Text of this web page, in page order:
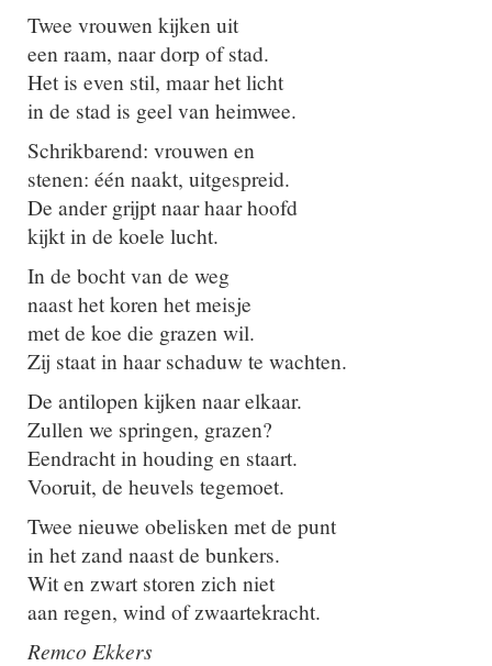
Twee vrouwen kijken uit
een raam, naar dorp of stad.
Het is even stil, maar het licht
in de stad is geel van heimwee.
Schrikbarend: vrouwen en
stenen: één naakt, uitgespreid.
De ander grijpt naar haar hoofd
kijkt in de koele lucht.
In de bocht van de weg
naast het koren het meisje
met de koe die grazen wil.
Zij staat in haar schaduw te wachten.
De antilopen kijken naar elkaar.
Zullen we springen, grazen?
Eendracht in houding en staart.
Vooruit, de heuvels tegemoet.
Twee nieuwe obelisken met de punt
in het zand naast de bunkers.
Wit en zwart storen zich niet
aan regen, wind of zwaartekracht.
Remco Ekkers